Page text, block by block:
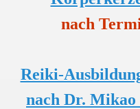
nach
Reiki-
nach Dr. Mikao